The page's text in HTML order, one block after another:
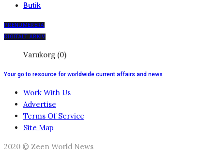
Butik
PRENUMERERA
DIGITALT ARKIV
Varukorg (0)
Your go to resource for worldwide current affairs and news
Work With Us
Advertise
Terms Of Service
Site Map
2020 © Zeen World News